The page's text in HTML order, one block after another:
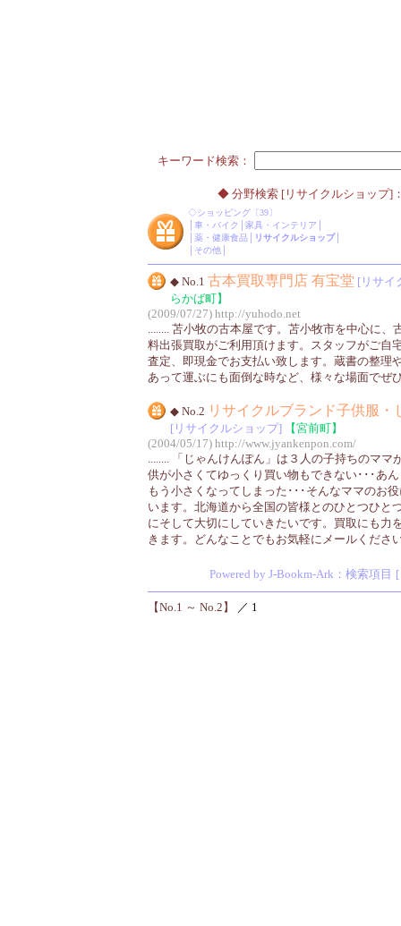
キーワード検索：
◆ 分野検索 [リサイクルショップ]
◇ショッピング 〔39〕
車・バイク 家具・インテリア
薬・健康食品 リサイクルショップ│
その他
◆ No.1 古本買取専門店 有宝堂 [リサイ
らかば町】
(2009/07/27) http://yuhodo.net
........ 苫小牧の古本屋です。苫小牧市を中心に、
料出張買取がご利用頂けます。スタッフがご自
査定、即現金でお支払い致します。蔵書の整理
あって運ぶにも面倒な時など、様々な場面でぜ
◆ No.2 リサイクルブランド子供服・
[リサイクルショップ]
【宮前町】
(2004/05/17) http://www.jyankenpon.com/
........ 「じゃんけんぽん」は３人の子持ちのママ
供が小さくてゆっくり買い物もできない･･･あ
もう小さくなってしまった･･･そんなママのお
います。北海道から全国の皆様とのひとつひと
にそして大切にしていきたいです。買取にも力
きます。どんなことでもお気軽にメールくださ
Powered by J-Bookm-Ark ：検索項目
【No.1 ～ No.2】 ／ 1